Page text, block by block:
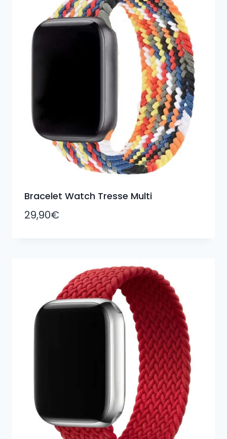
Bracelet Watch Tresse Multi
29,90€